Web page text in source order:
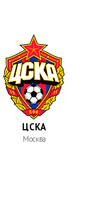
ЦСКА
Москва